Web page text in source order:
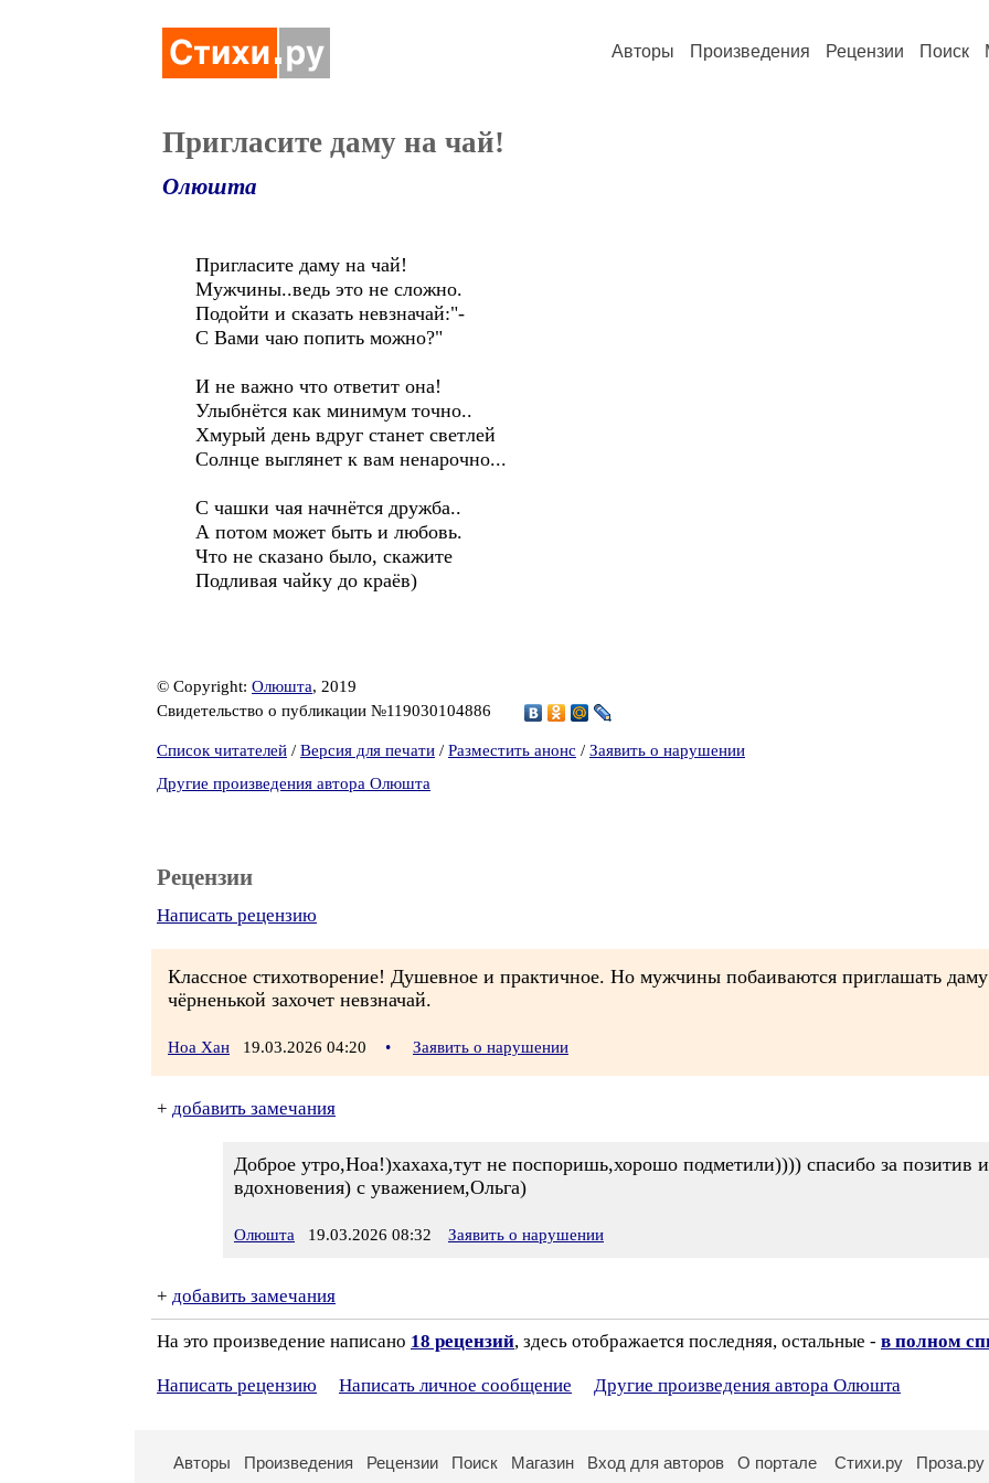
Авторы Произведения Рецензии Поиск
Пригласите даму на чай!
Олюшта
Пригласите даму на чай!
Мужчины..ведь это не сложно.
Подойти и сказать невзначай:"-
С Вами чаю попить можно?"
И не важно что ответит она!
Улыбнётся как минимум точно..
Хмурый день вдруг станет светлей
Солнце выглянет к вам ненарочно...
С чашки чая начнётся дружба..
А потом может быть и любовь.
Что не сказано было, скажите
Подливая чайку до краёв)
© Copyright: Олюшта, 2019
Свидетельство о публикации №119030104886
Список читателей / Версия для печати / Разместить анонс / Заявить о нарушении
Другие произведения автора Олюшта
Рецензии
Написать рецензию
Классное стихотворение! Душевное и практичное. Но мужчины побаиваются приглашать
чёрненькой захочет невзначай.
Ноа Хан 19.03.2026 04:20 • Заявить о нарушении
+ добавить замечания
Доброе утро,Ноа!)хахаха,тут не поспоришь,хорошо подметили)))) спасибо за позитив
вдохновения) с уважением,Ольга)
Олюшта 19.03.2026 08:32 Заявить о нарушении
+ добавить замечания
На это произведение написано 18 рецензий, здесь отображается последняя, остальные - в полном
Написать рецензию Написать личное сообщение Другие произведения автора Олюшта
Авторы Произведения Рецензии Поиск Магазин Вход для авторов О портале Стихи.ру Проза.ру